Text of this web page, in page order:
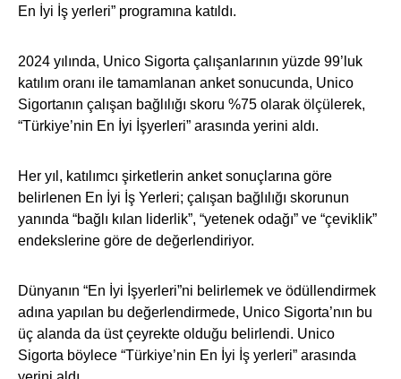
En İyi İş yerleri” programına katıldı.
2024 yılında, Unico Sigorta çalışanlarının yüzde 99’luk
katılım oranı ile tamamlanan anket sonucunda, Unico
Sigortanın çalışan bağlılığı skoru %75 olarak ölçülerek,
“Türkiye’nin En İyi İşyerleri” arasında yerini aldı.
Her yıl, katılımcı şirketlerin anket sonuçlarına göre
belirlenen En İyi İş Yerleri; çalışan bağlılığı skorunun
yanında “bağlı kılan liderlik”, “yetenek odağı” ve “çeviklik”
endekslerine göre de değerlendiriyor.
Dünyanın “En İyi İşyerleri”ni belirlemek ve ödüllendirmek
adına yapılan bu değerlendirmede, Unico Sigorta’nın bu
üç alanda da üst çeyrekte olduğu belirlendi. Unico
Sigorta böylece “Türkiye’nin En İyi İş yerleri” arasında